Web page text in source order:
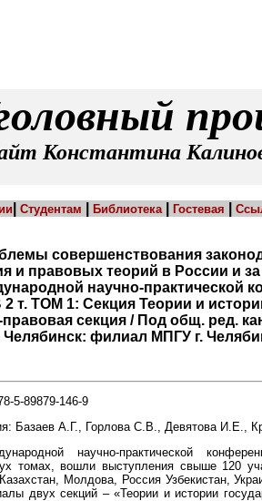
Константина
Студентам Библиотека Гостевая
совершенствования
и правовых теорий в России и
научно-практической
2 т. ТОМ 1: Секция Теории и
секция / Под общ. ред.
Челябинск: филиал МПГУ г.
5-89879-146-9
Базаев А.Г., Горлова С.В., Девятова И.Е.,
научно-практической
томах, вошли выступления свыше 120
Молдова, Россия Узбекистан,
двух секций – «Теории и истории